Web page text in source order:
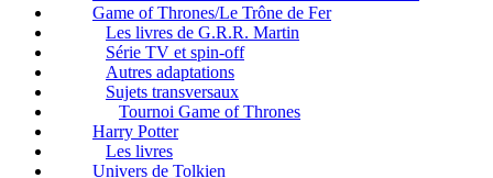
Game of Thrones/Le Trône de Fer
Les livres de G.R.R. Martin
Série TV et spin-off
Autres adaptations
Sujets transversaux
Tournoi Game of Thrones
Harry Potter
Les livres
Univers de Tolkien